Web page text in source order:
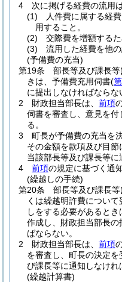
4
次に掲げる経費の流用
(1)
人件費に属する経
用すること。
(2)
交際費を増額する
(3)
流用した経費を他
(予備費の充当)
第19条
部長等及び課長
きは、予備費充用伺書(
に提出しなければならな
2
財政担当部長は、 前項
伺書を審査し、意見を
る。
3
町長が予備費の充当を
その金額を款項及び目節
当該部長等及び課長等に
4
前項の規定に基づく通
(繰越しの手続)
第20条
部長等及び課長
くは繰越明許費につい
しをする必要があると
作成し、財政担当部長
ばならない。
2
財政担当部長は、 前項
を審査し、町長の決定
び課長等に通知しなけれ
(繰越計算書)